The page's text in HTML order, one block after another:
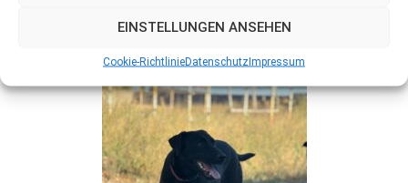
EINSTELLUNGEN ANSEHEN
Cookie-RichtlinieDatenschutzImpressum
Kontakt: Renate.dueser@t-online.de